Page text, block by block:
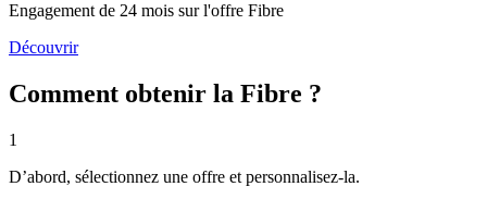
Engagement de 24 mois sur l'offre Fibre
Découvrir
Comment obtenir la Fibre ?
1
D’abord, sélectionnez une offre et personnalisez-la.